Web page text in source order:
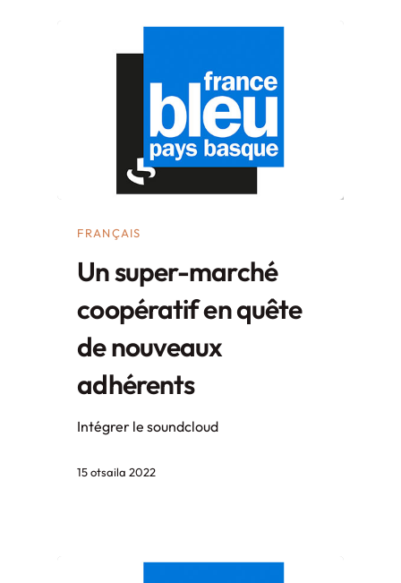
FRANÇAIS
Un super-marché
coopératif en quête
de nouveaux
adhérents
Intégrer le soundcloud
15 otsaila 2022